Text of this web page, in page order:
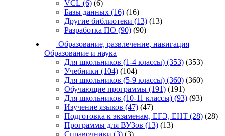
VCL (6) (6)
Базы данных (16) (16)
Другие библиотеки (13) (13)
Разработка ПО (90) (90)
Образование, развлечение, навигация
Образование и наука
Для школьников (1-4 классы) (353) (353)
Учебники (104) (104)
Для школьников (5-9 классы) (360) (360)
Обучающие программы (191) (191)
Для школьников (10-11 классы) (93) (93)
Изучение языков (47) (47)
Подготовка к экзаменам, ЕГЭ, ЕНТ (28) (28)
Программы для ВУЗов (13) (13)
Справочники (3) (3)